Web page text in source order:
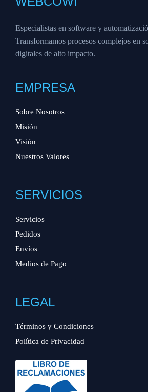
Especialistas en software y
Transformamos procesos complejos en
digitales de alto impacto.
EMPRESA
Sobre Nosotros
Misión
Visión
Nuestros Valores
SERVICIOS
Servicios
Pedidos
Envíos
Medios de Pago
LEGAL
Términos y Condiciones
Política de Privacidad